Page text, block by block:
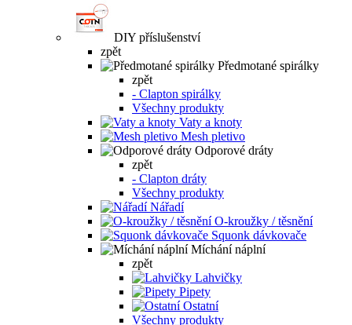
DIY příslušenství
zpět
Předmotané spirálky
zpět
- Clapton spirálky
Všechny produkty
Vaty a knoty
Mesh pletivo
Odporové dráty
zpět
- Clapton dráty
Všechny produkty
Nářadí
O-kroužky / těsnění
Squonk dávkovače
Míchání náplní
zpět
Lahvičky
Pipety
Ostatní
Všechny produkty